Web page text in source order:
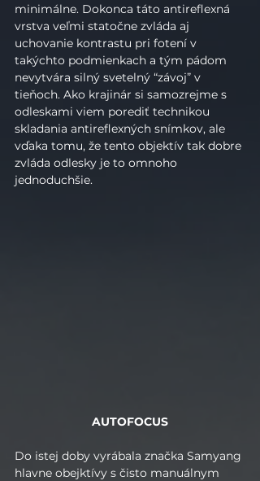
minimálne. Dokonca táto antireflexná
vrstva veľmi statočne zvláda aj
uchovanie kontrastu pri fotení v
takýchto podmienkach a tým pádom
nevytvára silný svetelný “závoj” v
tieňoch. Ako krajinár si samozrejme s
odleskami viem porediť technikou
skladania antireflexných snímkov, ale
vďaka tomu, že tento objektív tak dobre
zvláda odlesky je to omnoho
jednoduchšie.
AUTOFOCUS
Do istej doby vyrábala značka Samyang
hlavne obejktívy s čisto manuálnym